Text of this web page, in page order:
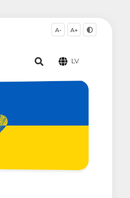
A- A+
LV